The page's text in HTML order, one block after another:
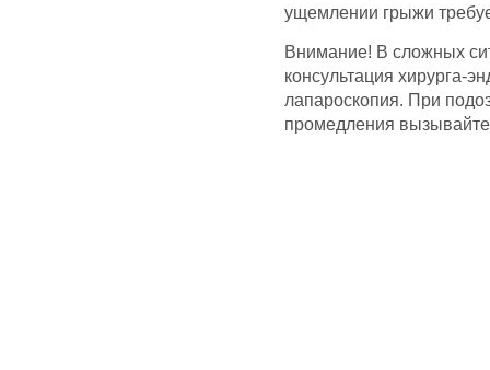
ущемлении грыжи
Внимание! В сложных
консультация хирурга-
лапароскопия. При
промедления